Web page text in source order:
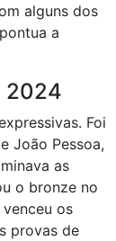
alguns dos
a
2024
Foi
João Pessoa,
as
o bronze no
os
provas de